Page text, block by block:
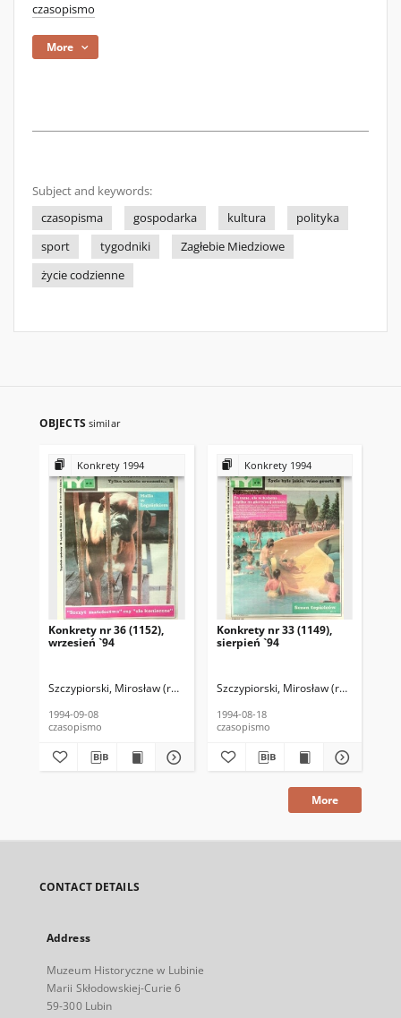
czasopismo
More
Subject and keywords:
czasopisma
gospodarka kultura
polityka
sport
tygodniki
Zagłebie Miedziowe
życie codzienne
OBJECTS similar
Konkrety 1994
Konkrety nr 36 (1152),
wrzesień `94
Szczypiorski, Mirosław (red. nacz.) Kołodziejski, Wincenty
1994-09-08
czasopismo
Konkrety 1994
Konkrety nr 33 (1149),
sierpień `94
Szczypiorski, Mirosław (red. nacz.)
1994-08-18
czasopismo
More
CONTACT DETAILS
Address
Muzeum Historyczne w Lubinie
Marii Skłodowskiej-Curie 6
59-300 Lubin